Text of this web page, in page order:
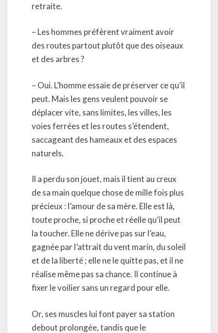
retraite.
– Les hommes préfèrent vraiment avoir
des routes partout plutôt que des oiseaux
et des arbres ?
– Oui. L’homme essaie de préserver ce qu’il
peut. Mais les gens veulent pouvoir se
déplacer vite, sans limites, les villes, les
voies ferrées et les routes s’étendent,
saccageant des hameaux et des espaces
naturels.
Il a perdu son jouet, mais il tient au creux
de sa main quelque chose de mille fois plus
précieux : l’amour de sa mère. Elle est là,
toute proche, si proche et réelle qu’il peut
la toucher. Elle ne dérive pas sur l’eau,
gagnée par l’attrait du vent marin, du soleil
et de la liberté ; elle ne le quitte pas, et il ne
réalise même pas sa chance. Il continue à
fixer le voilier sans un regard pour elle.
Or, ses muscles lui font payer sa station
debout prolongée, tandis que le